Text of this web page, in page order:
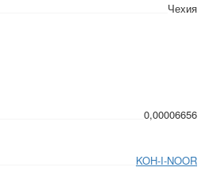
Чехия
0,00006656
KOH-I-NOOR